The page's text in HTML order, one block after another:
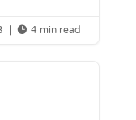
 4 min read